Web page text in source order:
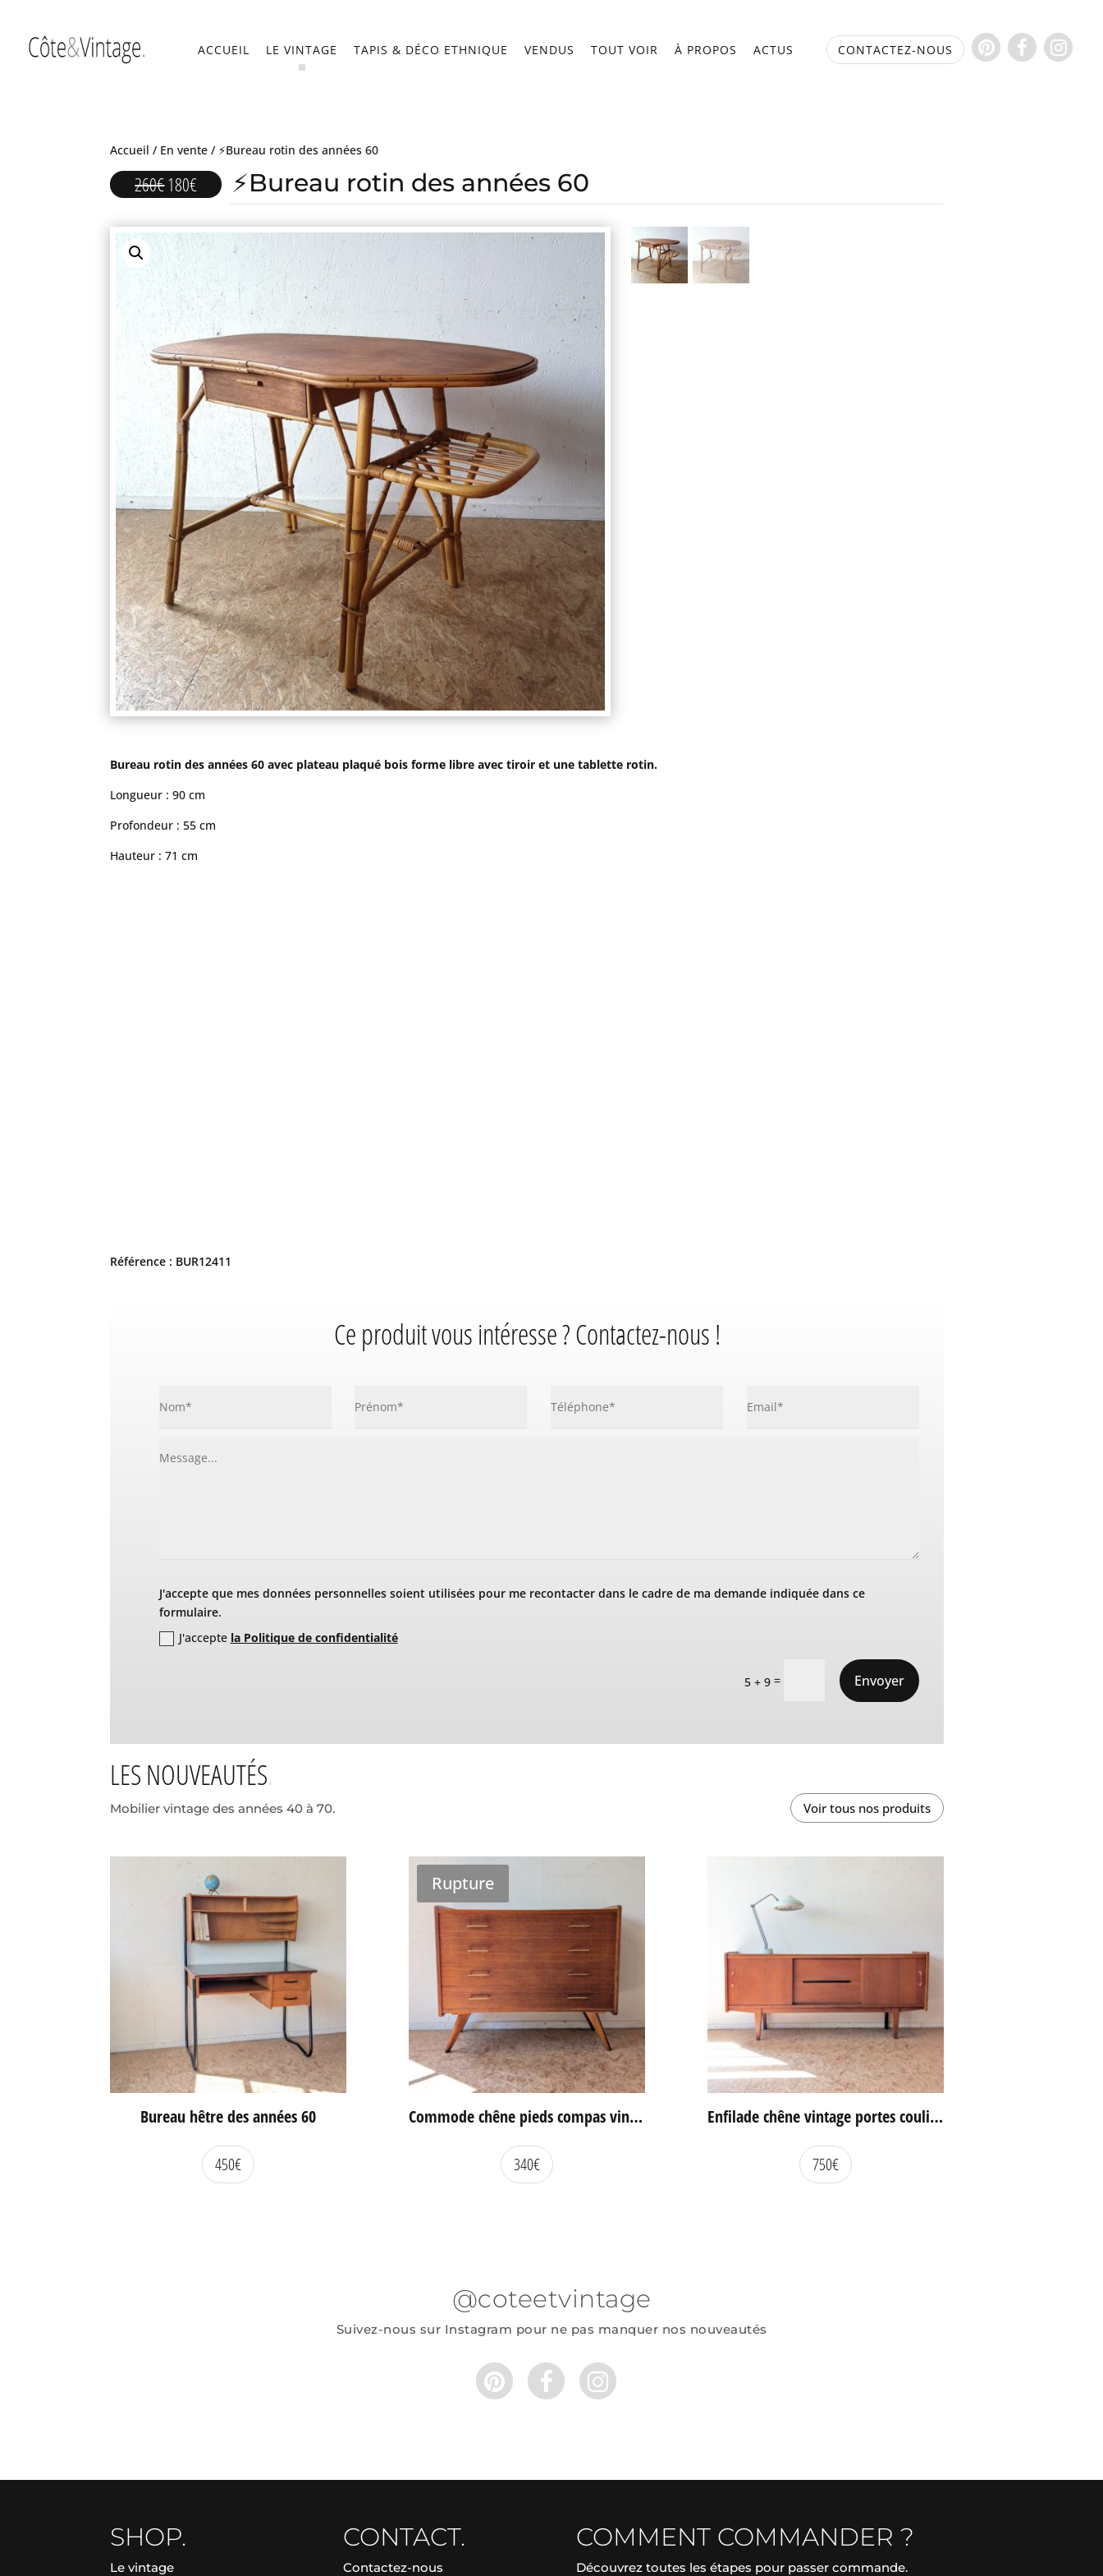
ACCUEIL LE VINTAGE TAPIS & DÉCO ETHNIQUE VENDUS TOUT VOIR À PROPOS ACTUS CONTACTEZ-NOUS
Accueil / En vente / ⚡Bureau rotin des années 60
260€Le
prix
initial
était :
260€.
180€
prix
actuel
est :
180€.
⚡Bureau rotin des années 60
Bureau rotin des années 60 avec plateau plaqué bois forme libre avec tiroir et une tablette rotin.
Longueur : 90 cm
Profondeur : 55 cm
Hauteur : 71 cm
Référence : BUR12411
Ce produit vous intéresse ? Contactez-nous !
J'accepte que mes données personnelles soient utilisées pour me recontacter dans le cadre de ma demande indiquée dans ce
formulaire.
J'accepte la Politique de confidentialité
5 + 9 = Envoyer
LES NOUVEAUTÉS
Mobilier vintage des années 40 à 70. Voir tous nos produits
Bureau hêtre des années 60
450€
Rupture
Commode chêne pieds compas vintage
340€
Enfilade chêne vintage portes coulissantes
750€
@coteetvintage
Suivez-nous sur Instagram pour ne pas manquer nos nouveautés
SHOP.
Le vintage
CONTACT.
Contactez-nous
COMMENT COMMANDER ?
Découvrez toutes les étapes pour passer commande.